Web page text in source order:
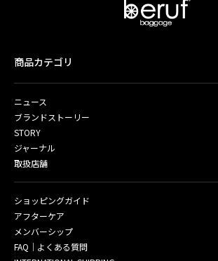
商品カテゴリ
ニュース
ブランドストーリー
STORY
ジャーナル
取扱店舗
ショッピングガイド
アフターケア
メンバーシップ
FAQ｜よくある質問